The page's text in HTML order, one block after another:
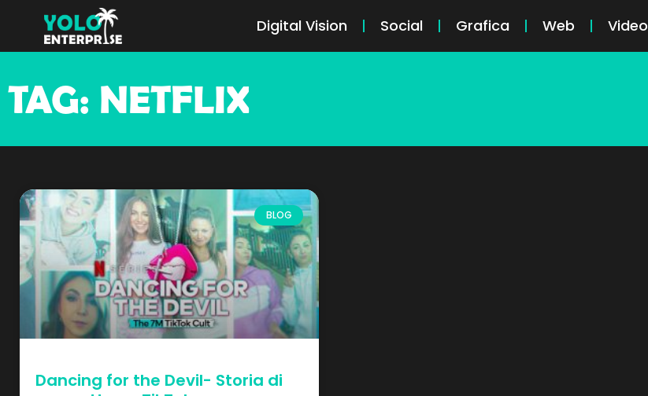
Digital Vision Social Grafica Web Video
TAG: NETFLIX
BLOG
Dancing for the Devil- Storia di